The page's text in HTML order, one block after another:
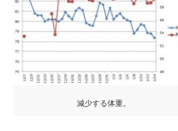
減少する体重。